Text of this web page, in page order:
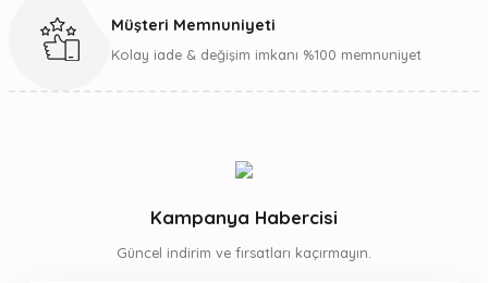
Gönder
Müşteri Memnuniyeti
Kolay iade & değişim imkanı %100 memnuniyet
Kampanya Habercisi
Güncel indirim ve fırsatları kaçırmayın.